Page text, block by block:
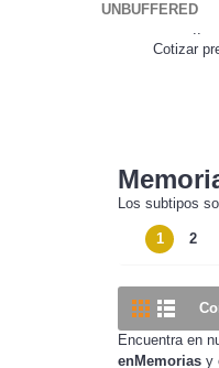
UNBUFFERED
..
Cotizar
Los subtipos
1 2
Encuentra en
enMemorias y